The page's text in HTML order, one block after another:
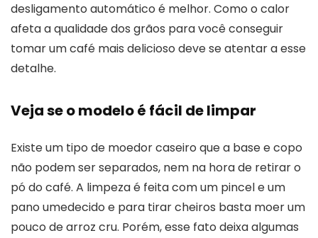
desligamento automático é melhor. Como o calor
afeta a qualidade dos grãos para você conseguir
tomar um café mais delicioso deve se atentar a esse
detalhe.
Veja se o modelo é fácil de limpar
Existe um tipo de moedor caseiro que a base e copo
não podem ser separados, nem na hora de retirar o
pó do café. A limpeza é feita com um pincel e um
pano umedecido e para tirar cheiros basta moer um
pouco de arroz cru. Porém, esse fato deixa algumas